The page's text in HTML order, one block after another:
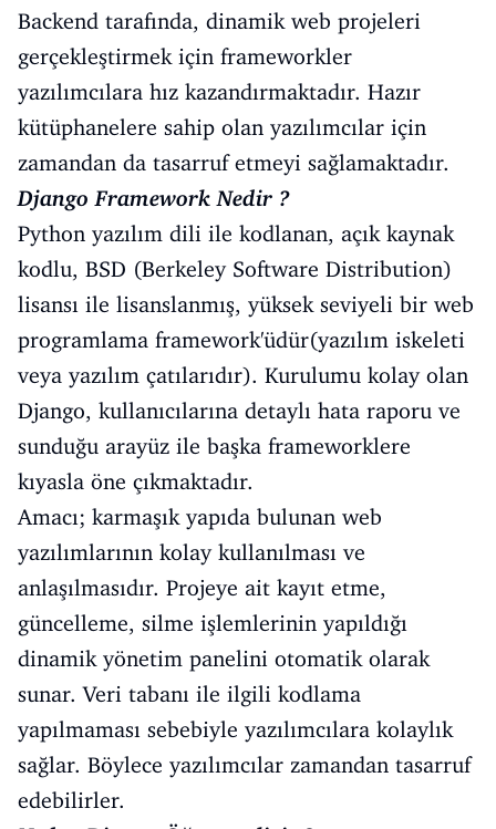
Backend tarafında, dinamik web projeleri
gerçekleştirmek için frameworkler
yazılımcılara hız kazandırmaktadır. Hazır
kütüphanelere sahip olan yazılımcılar için
zamandan da tasarruf etmeyi sağlamaktadır.
Django Framework Nedir ?
Python yazılım dili ile kodlanan, açık kaynak
kodlu, BSD (Berkeley Software Distribution)
lisansı ile lisanslanmış, yüksek seviyeli bir web
programlama framework'üdür(yazılım iskeleti
veya yazılım çatılarıdır). Kurulumu kolay olan
Django, kullanıcılarına detaylı hata raporu ve
sunduğu arayüz ile başka frameworklere
kıyasla öne çıkmaktadır.
Amacı; karmaşık yapıda bulunan web
yazılımlarının kolay kullanılması ve
anlaşılmasıdır. Projeye ait kayıt etme,
güncelleme, silme işlemlerinin yapıldığı
dinamik yönetim panelini otomatik olarak
sunar. Veri tabanı ile ilgili kodlama
yapılmaması sebebiyle yazılımcılara kolaylık
sağlar. Böylece yazılımcılar zamandan tasarruf
edebilirler.